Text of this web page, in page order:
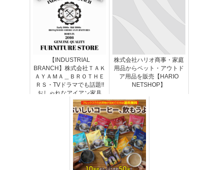
【INDUSTRIAL
BRANCH】株式会社ＴＡＫ
ＡＹＡＭＡ＿ＢＲＯＴＨＥ
ＲＳ・TVドラマでも話題!!
おしゃれなアイアン家具
株式会社ハリオ商事・家庭
用品からペット・アウトド
ア用品を販売【HARIO
NETSHOP】